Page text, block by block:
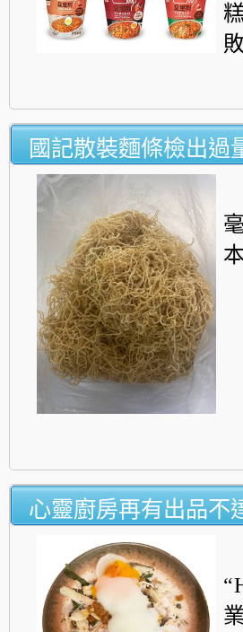
國記散裝麵條檢出過
心靈廚房再有出品不